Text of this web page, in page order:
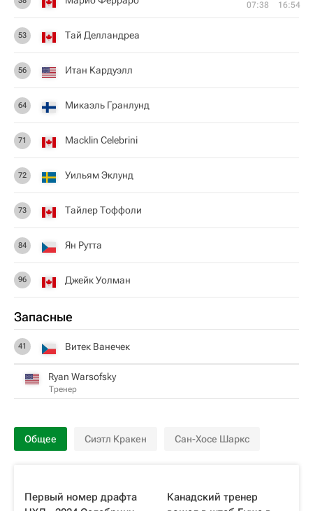
07:38 16:54
53 Тай Делландреа
56 Итан Кардуэлл
64 Микаэль Гранлунд
71 Macklin Celebrini
72 Уильям Эклунд
73 Тайлер Тоффоли
84 Ян Рутта
96 Джейк Уолман
Запасные
41 Витек Ванечек
Ryan Warsofsky
Тренер
Общее Сиэтл Кракен Сан-Хосе Шаркс
Первый номер драфта
Канадский тренер